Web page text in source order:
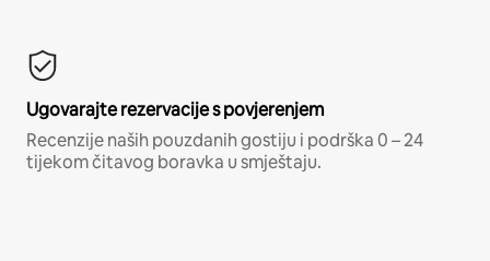
Ugovarajte rezervacije s povjerenjem
Recenzije naših pouzdanih gostiju i podrška 0 – 24
tijekom čitavog boravka u smještaju.